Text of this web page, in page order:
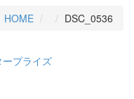
HOME DSC_0536
プライズ